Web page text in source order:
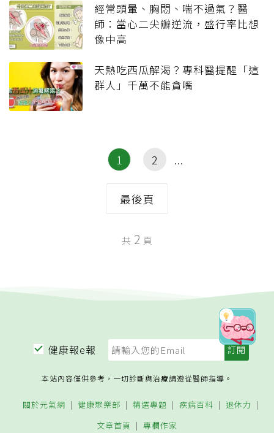
經常頭暈、胸悶、喘不過氣？醫
師：當心二尖瓣逆流，盛行率比想
像中高
天熱吃西瓜解渴？專科醫提醒「這
群人」千萬不能貪嘴
1 2
最後頁
共 2 頁
健康報e報
本站內容僅供參考，一切診斷與治療請遵從醫師指導。
關於元氣網 健康聚樂部 精選專題 疾病百科
退休力
文章首頁
專欄作家